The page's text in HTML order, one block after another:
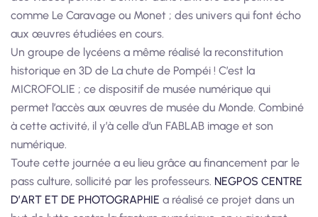
comme Le Caravage ou Monet ; des univers qui font écho
aux œuvres étudiées en cours.
Un groupe de lycéens a même réalisé la reconstitution
historique en 3D de La chute de Pompéi ! C’est la
MICROFOLIE ; ce dispositif de musée numérique qui
permet l’accès aux œuvres de musée du Monde. Combiné
à cette activité, il y’à celle d’un FABLAB image et son
numérique.
Toute cette journée a eu lieu grâce au financement par le
pass culture, sollicité par les professeurs. NEGPOS CENTRE
D’ART ET DE PHOTOGRAPHIE a réalisé ce projet dans un